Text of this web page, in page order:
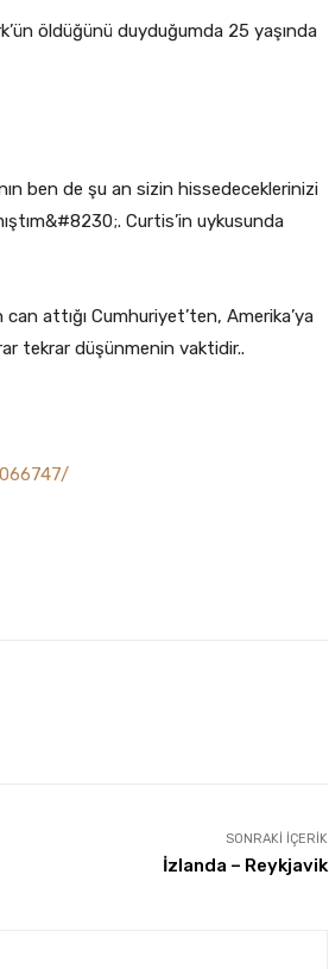
öldüğünü duyduğumda 25 yaşında
ben de şu an sizin hissedeceklerinizi
Curtis’in uykusunda
can attığı Cumhuriyet’ten, Amerika’ya
tekrar düşünmenin vaktidir..
SONRAKI İÇERIK
İzlanda – Reykjavik